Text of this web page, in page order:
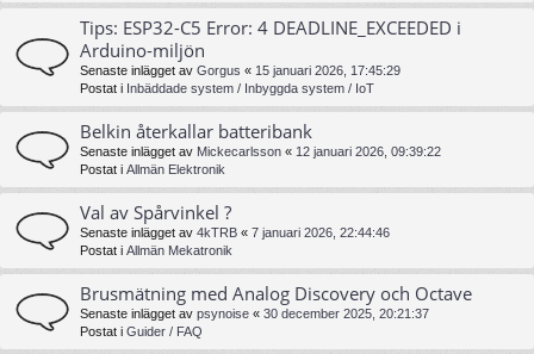
Tips: ESP32-C5 Error: 4 DEADLINE_EXCEEDED i
Arduino-miljön
Senaste inlägget av Gorgus « 15 januari 2026, 17:45:29
Postat i Inbäddade system / Inbyggda system / IoT
Belkin återkallar batteribank
Senaste inlägget av Mickecarlsson « 12 januari 2026, 09:39:22
Postat i Allmän Elektronik
Val av Spårvinkel ?
Senaste inlägget av 4kTRB « 7 januari 2026, 22:44:46
Postat i Allmän Mekatronik
Brusmätning med Analog Discovery och Octave
Senaste inlägget av psynoise « 30 december 2025, 20:21:37
Postat i Guider / FAQ